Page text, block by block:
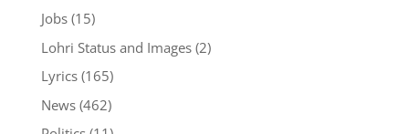
Jobs(15)
Lohri Status and Images(2)
Lyrics(165)
News(462)